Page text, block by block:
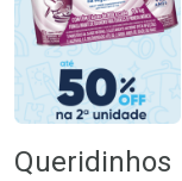
Queridinhos